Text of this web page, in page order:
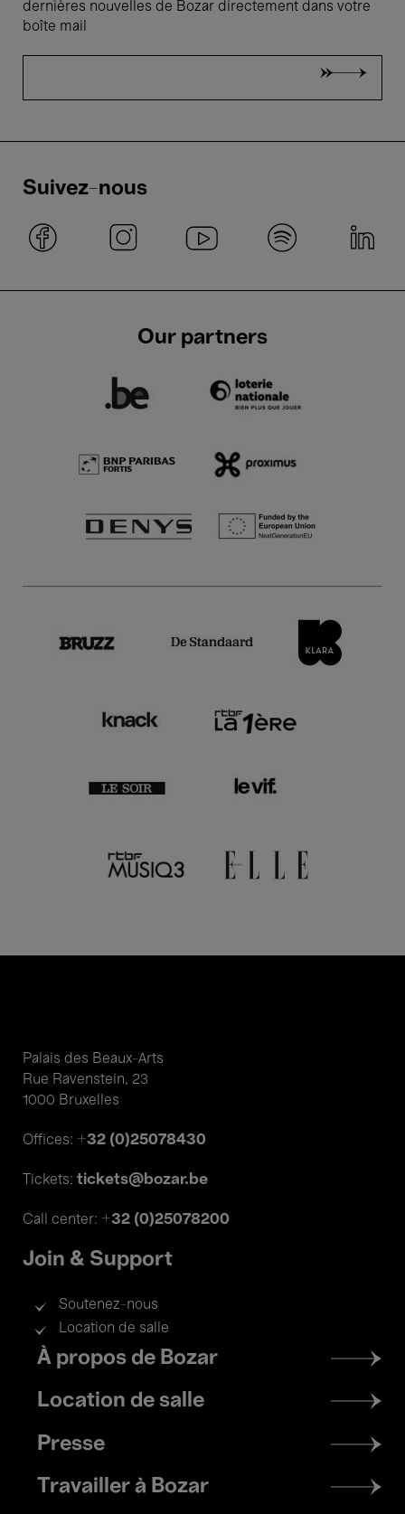
dernières nouvelles de Bozar directement dans votre
boîte mail
Suivez-nous
Our partners
Palais des Beaux-Arts
Rue Ravenstein, 23
1000 Bruxelles
Offices: +32 (0)25078430
Tickets: tickets@bozar.be
Call center: +32 (0)25078200
Join & Support
Soutenez-nous
Location de salle
Footer
menu
À propos de Bozar
Location de salle
Presse
Travailler à Bozar